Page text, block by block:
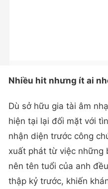
Nhiều hit nhưng ít ai
Dù sở hữu gia tài âm
hiện tại lại đối mặt với
nhận diện trước công
xuất phát từ việc những
nên tên tuổi của anh
thập kỷ trước, khiến